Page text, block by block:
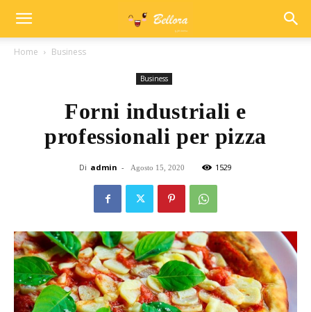
Home Business
Business
Forni industriali e
professionali per pizza
Di admin - Agosto 15, 2020 1529